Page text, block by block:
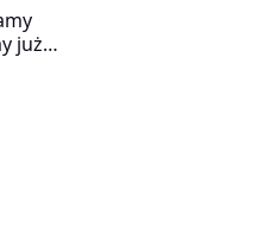
już
w 35.